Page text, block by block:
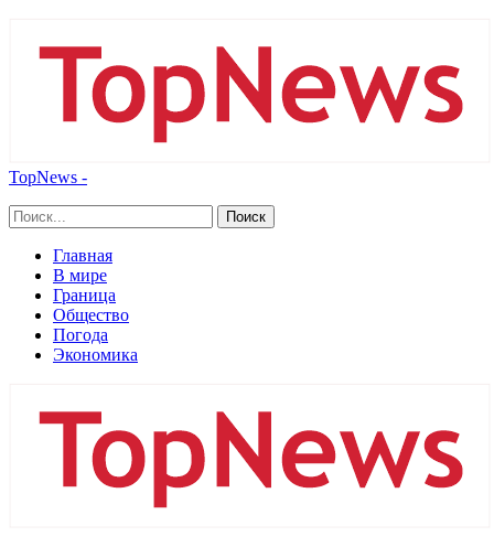
TopNews -
Главная
В мире
Граница
Общество
Погода
Экономика